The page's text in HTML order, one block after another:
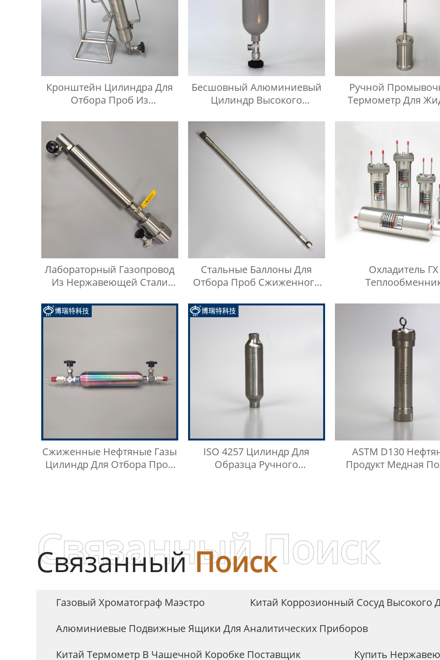
Кронштейн Цилиндра Для
Отбора Проб Из
Бесшовный Алюминиевый
Цилиндр Высокого
Ручной
Термометр Для
Лабораторный Газопровод
Из Нержавеющей Стали
Стальные Баллоны Для
Отбора Проб Сжиженного
Высокого Давления Длиной
Охладитель ГХ
Оборудование
Воды
Сжиженные Нефтяные Газы
Цилиндр Для Отбора Проб
ISO 4257 Цилиндр Для
Образца Ручного
ASTM D130
Продукт Медная
СвязанныйПоиск
Связанный Поиск
Газовый Хроматограф Маэстро
Китай Коррозионный Сосуд Высокого
Алюминиевые Подвижные Ящики Для Аналитических Приборов
Китай Термометр В Чашечной Коробке Поставщик
Купить